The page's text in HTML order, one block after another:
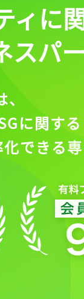
ィに
スパ
に関する
できる